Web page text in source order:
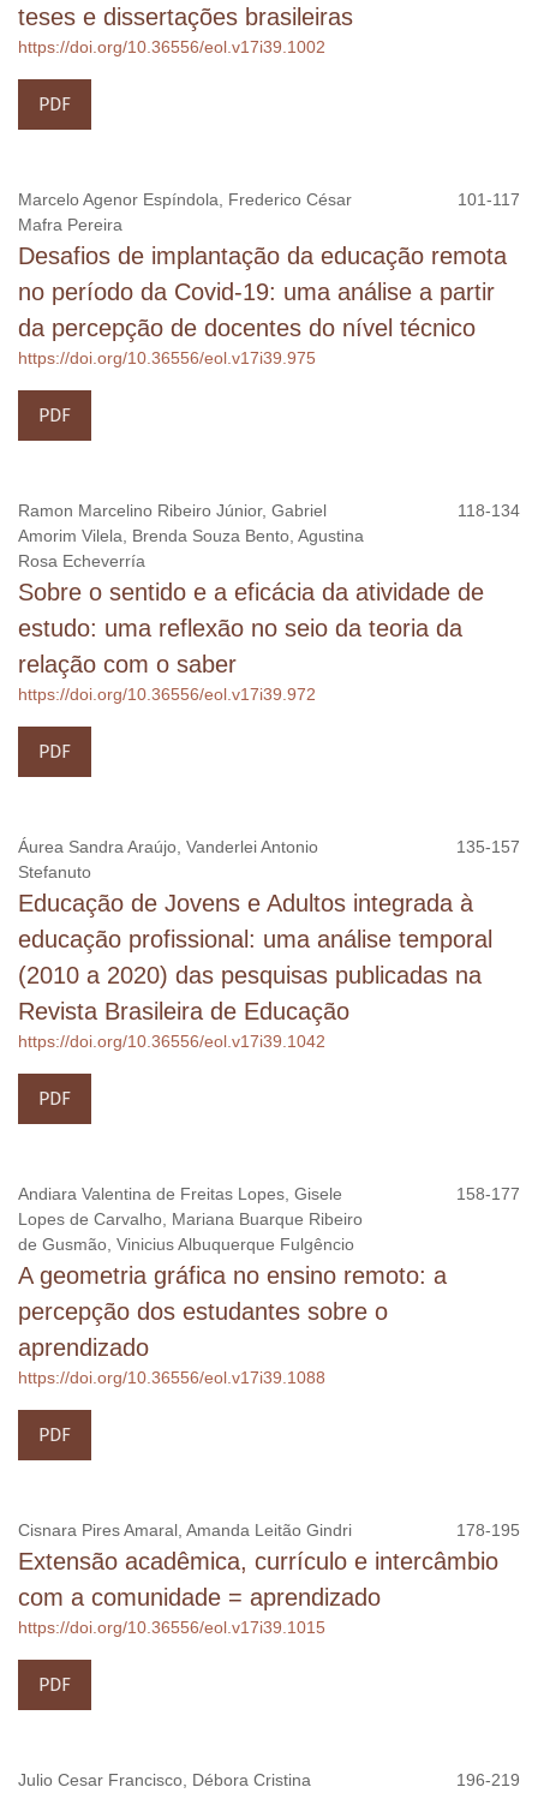
teses e dissertações brasileiras
https://doi.org/10.36556/eol.v17i39.1002
PDF
Marcelo Agenor Espíndola, Frederico César
Mafra Pereira
101-117
Desafios de implantação da educação remota
no período da Covid-19: uma análise a partir
da percepção de docentes do nível técnico
https://doi.org/10.36556/eol.v17i39.975
PDF
Ramon Marcelino Ribeiro Júnior, Gabriel
Amorim Vilela, Brenda Souza Bento, Agustina
Rosa Echeverría
118-134
Sobre o sentido e a eficácia da atividade de
estudo: uma reflexão no seio da teoria da
relação com o saber
https://doi.org/10.36556/eol.v17i39.972
PDF
Áurea Sandra Araújo, Vanderlei Antonio
Stefanuto
135-157
Educação de Jovens e Adultos integrada à
educação profissional: uma análise temporal
(2010 a 2020) das pesquisas publicadas na
Revista Brasileira de Educação
https://doi.org/10.36556/eol.v17i39.1042
PDF
Andiara Valentina de Freitas Lopes, Gisele
Lopes de Carvalho, Mariana Buarque Ribeiro
de Gusmão, Vinicius Albuquerque Fulgêncio
158-177
A geometria gráfica no ensino remoto: a
percepção dos estudantes sobre o
aprendizado
https://doi.org/10.36556/eol.v17i39.1088
PDF
Cisnara Pires Amaral, Amanda Leitão Gindri 178-195
Extensão acadêmica, currículo e intercâmbio
com a comunidade = aprendizado
https://doi.org/10.36556/eol.v17i39.1015
PDF
Julio Cesar Francisco, Débora Cristina
196-219